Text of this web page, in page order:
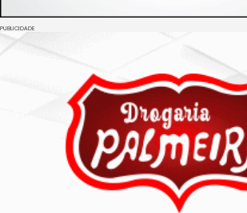
PUBLICIDADE